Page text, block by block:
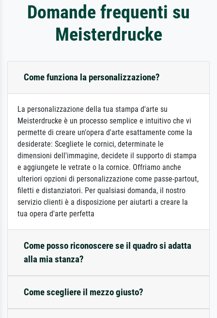
Domande frequenti su
Meisterdrucke
Come funziona la personalizzazione?
La personalizzazione della tua stampa d'arte su
Meisterdrucke è un processo semplice e intuitivo che vi
permette di creare un'opera d'arte esattamente come la
desiderate: Scegliete le cornici, determinate le
dimensioni dell'immagine, decidete il supporto di stampa
e aggiungete le vetrate o la cornice. Offriamo anche
ulteriori opzioni di personalizzazione come passe-partout,
filetti e distanziatori. Per qualsiasi domanda, il nostro
servizio clienti è a disposizione per aiutarti a creare la
tua opera d'arte perfetta
Come posso riconoscere se il quadro si adatta
alla mia stanza?
Come scegliere il mezzo giusto?